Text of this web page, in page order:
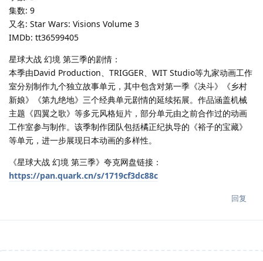
集数: 9
又名: Star Wars: Visions Volume 3
IMDb: tt36599405
星球大战 幻境 第三季的剧情：
本季由David Production、TRIGGER、WIT Studio等九家动画工作
室分别制作九个独立故事单元，其中包含对第一季《决斗》《乡村
新娘》《第九绝地》三个经典单元剧情的延续拓展。作品涵盖机械
主题《四翼之歌》等多元风格短片，部分单元由之前合作过的动画
工作室参与制作。该季制作团队包括橘正纪执导的《裕子的宝藏》
等单元，进一步展现日本动画的多样性。
《星球大战 幻境 第三季》夸克网盘链接：
https://pan.quark.cn/s/1719cf3dc88c
回复